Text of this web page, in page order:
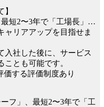
】
短2〜3年で「工場長」…
ャリアアップを目指せま
入社した後に、サービス
ことも可能です。
する評価制度あり
フ」、最短2〜3年で「工